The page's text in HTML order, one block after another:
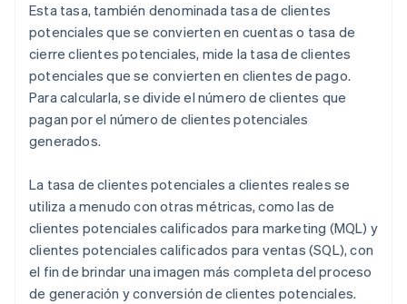
Esta tasa, también denominada tasa de clientes
potenciales que se convierten en cuentas o tasa de
cierre clientes potenciales, mide la tasa de clientes
potenciales que se convierten en clientes de pago.
Para calcularla, se divide el número de clientes que
pagan por el número de clientes potenciales
generados.
La tasa de clientes potenciales a clientes reales se
utiliza a menudo con otras métricas, como las de
clientes potenciales calificados para marketing (MQL) y
clientes potenciales calificados para ventas (SQL), con
el fin de brindar una imagen más completa del proceso
de generación y conversión de clientes potenciales.